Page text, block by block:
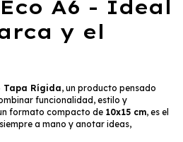
A6 - Ideal
y el
Tapa Rígida, un producto pensado
funcionalidad, estilo y
formato compacto de 10x15 cm, es el
a mano y anotar ideas,